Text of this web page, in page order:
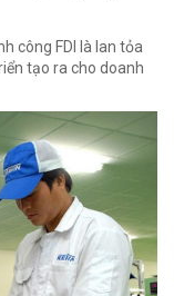
công FDI là lan tỏa
tạo ra cho doanh